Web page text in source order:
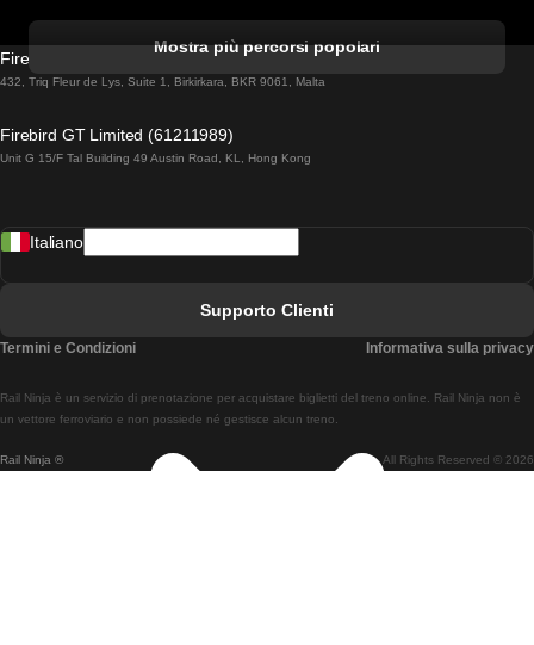
Treni Da Lisbona A Lagos
Treni Da Lisbona A Madrid
Treni Da Lisbon A Braga
Treni Da Braga A Lisbona
Mostra più percorsi popolari
Firebird GT Limited (OC 1451)
432, Triq Fleur de Lys, Suite 1, Birkirkara, BKR 9061, Malta
Firebird GT Limited (61211989)
Unit G 15/F Tal Building 49 Austin Road, KL, Hong Kong
Rail Ninja ® All Rights Reserved © 2026
Rail Ninja è un servizio di prenotazione per acquistare biglietti del treno online. Rail Ninja non è
un vettore ferroviario e non possiede né gestisce alcun treno.
Italiano
Supporto Clienti
Termini e Condizioni Informativa sulla privacy